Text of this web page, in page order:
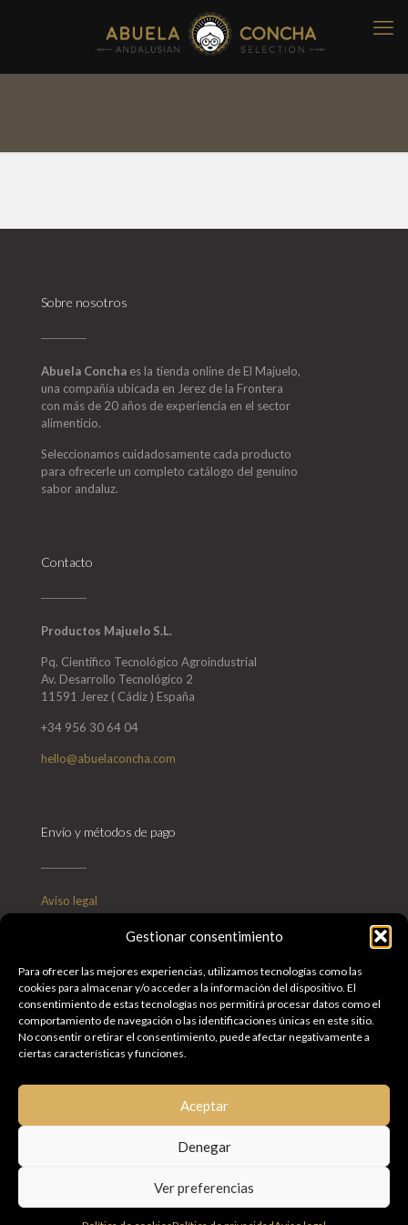
Gestionar consentimiento
Para ofrecer las mejores experiencias, utilizamos tecnologías como las
cookies para almacenar y/o acceder a la información del dispositivo. El
consentimiento de estas tecnologías nos permitirá procesar datos como el
comportamiento de navegación o las identificaciones únicas en este sitio.
No consentir o retirar el consentimiento, puede afectar negativamente a
ciertas características y funciones.
Aceptar
Denegar
Ver preferencias
Sobre nosotros
Abuela Concha es la tienda online de El Majuelo,
una compañía ubicada en Jerez de la Frontera
con más de 20 años de experiencia en el sector
alimenticio.
Seleccionamos cuidadosamente cada producto
para ofrecerle un completo catálogo del genuino
sabor andaluz.
Contacto
Productos Majuelo S.L.
Pq. Científico Tecnológico Agroindustrial
Av. Desarrollo Tecnológico 2
11591 Jerez ( Cádiz ) España
+34 956 30 64 04
hello@abuelaconcha.com
Envío y métodos de pago
Aviso legal
Política de privacidad
Política de cookies
Métodos de pago y envío
Condiciones generales
Métodos de pago aceptados :
Abuela Concha · Alimentos tradicionales de Andalucía ·
Pixerama